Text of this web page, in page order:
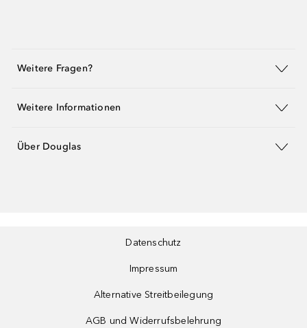
Weitere Fragen?
Weitere Informationen
Über Douglas
Datenschutz
Impressum
Alternative Streitbeilegung
AGB und Widerrufsbelehrung